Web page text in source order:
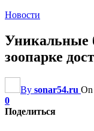
Новости
Уникальные
зоопарке
By sonar54.ru On
0
Поделиться